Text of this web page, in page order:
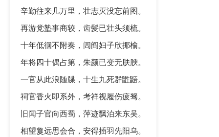
辛勤往来几万里，壮志灭没忘前图。
再游党塾事商较，齿髪已壮头须梳。
十年低徊不附奏，闾阎妇子欣揶榆。
年将四十偶占第，朱颜已变无肤腴。
一官从此浪随牒，十生九死群鼪鼯。
祠官香火即系外，考祥视履伤疲驽。
旧闻子官向西蜀，萍迹飘泊来东吴。
相望敻远思会合，安得插羽先阳乌。